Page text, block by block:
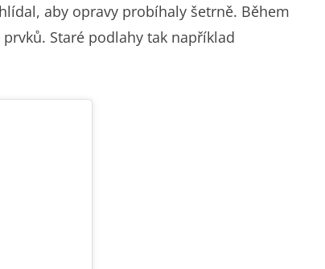
aby opravy probíhaly šetrně. Během
Staré podlahy tak například